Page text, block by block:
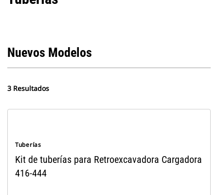
Nuevos Modelos
3 Resultados
Tuberías
Kit de tuberías para Retroexcavadora Cargadora
416-444